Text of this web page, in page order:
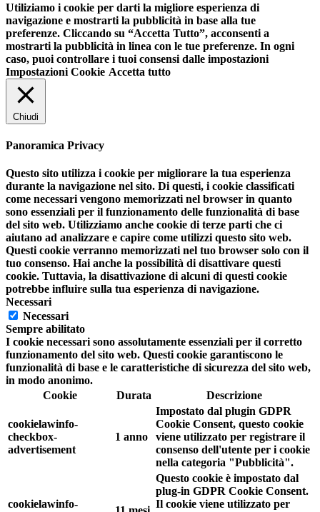
Utiliziamo i cookie per darti la migliore esperienza di
navigazione e mostrarti la pubblicità in base alla tue
preferenze. Cliccando su “Accetta Tutto”, acconsenti a
mostrarti la pubblicità in linea con le tue preferenze. In ogni
caso, puoi controllare i tuoi consensi dalle impostazioni
Impostazioni Cookie Accetta tutto
Chiudi
Panoramica Privacy
Questo sito utilizza i cookie per migliorare la tua esperienza
durante la navigazione nel sito. Di questi, i cookie classificati
come necessari vengono memorizzati nel browser in quanto
sono essenziali per il funzionamento delle funzionalità di base
del sito web. Utilizziamo anche cookie di terze parti che ci
aiutano ad analizzare e capire come utilizzi questo sito web.
Questi cookie verranno memorizzati nel tuo browser solo con il
tuo consenso. Hai anche la possibilità di disattivare questi
cookie. Tuttavia, la disattivazione di alcuni di questi cookie
potrebbe influire sulla tua esperienza di navigazione.
Necessari
Necessari
Sempre abilitato
I cookie necessari sono assolutamente essenziali per il corretto
funzionamento del sito web. Questi cookie garantiscono le
funzionalità di base e le caratteristiche di sicurezza del sito web,
in modo anonimo.
Cookie
Durata Descrizione
cookielawinfo-
checkbox-
advertisement
1 anno
Impostato dal plugin GDPR
Cookie Consent, questo cookie
viene utilizzato per registrare il
consenso dell'utente per i cookie
nella categoria "Pubblicità".
cookielawinfo-
Questo cookie è impostato dal
plug-in GDPR Cookie Consent.
Il cookie viene utilizzato per